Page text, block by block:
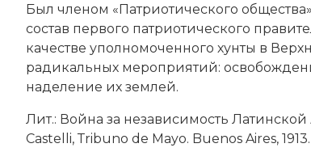
Был членом «Патриотического
состав первого патриотического
качестве уполномоченного хунты в
радикальных мероприятий:
наделение их землей.
Лит.: Война за независимость
Castelli, Тribuno de Mayo. Buenos Aires, 1913.